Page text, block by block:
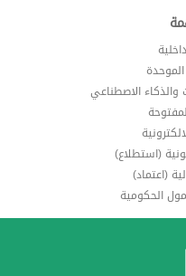
والذكاء الاصطناعي
(استطلاع)
(اعتماد)
الحكومية